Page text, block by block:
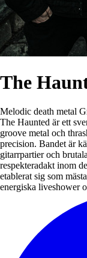
The
Melodic death metal
The Haunted är ett
groove metal och
precision. Bandet är
gitarrpartier och
respekteradakt inom
etablerat sig som
energiska liveshower